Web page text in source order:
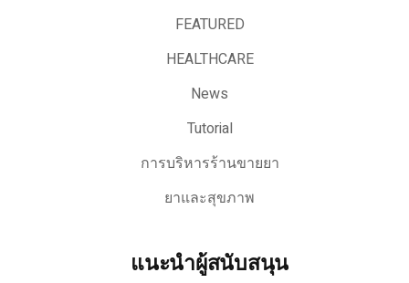
FEATURED
HEALTHCARE
News
Tutorial
การบริหารร้านขายยา
ยาและสุขภาพ
แนะนำผู้สนับสนุน